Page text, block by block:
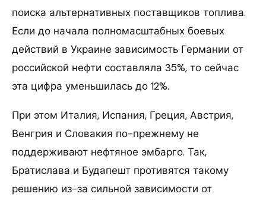
поиска альтернативных поставщиков топлива.
Если до начала полномасштабных боевых
действий в Украине зависимость Германии от
российской нефти составляла 35%, то сейчас
эта цифра уменьшилась до 12%.
При этом Италия, Испания, Греция, Австрия,
Венгрия и Словакия по-прежнему не
поддерживают нефтяное эмбарго. Так,
Братислава и Будапешт противятся такому
решению из-за сильной зависимости от